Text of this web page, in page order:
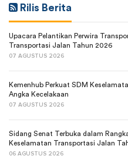
Rilis Berita
Upacara Pelantikan Perwira
Transportasi Jalan Tahun 2026
07 AGUSTUS 2026
Kemenhub Perkuat SDM
Angka Kecelakaan
07 AGUSTUS 2026
Sidang Senat Terbuka dalam
Keselamatan Transportasi Jalan
06 AGUSTUS 2026